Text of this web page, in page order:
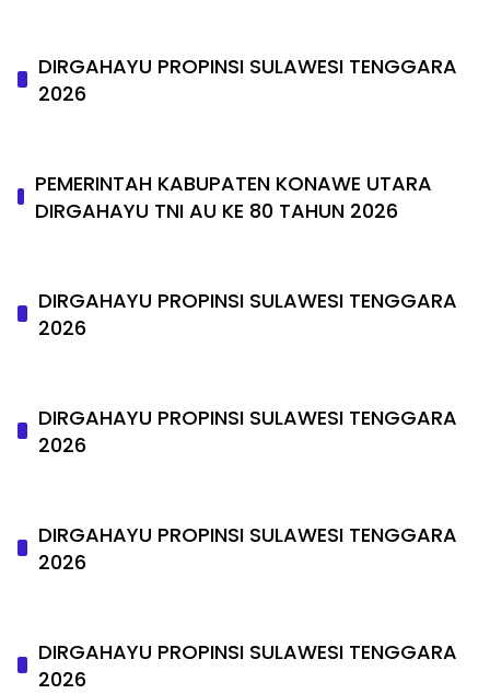
DIRGAHAYU PROPINSI SULAWESI TENGGARA
2026
PEMERINTAH KABUPATEN KONAWE UTARA
DIRGAHAYU TNI AU KE 80 TAHUN 2026
DIRGAHAYU PROPINSI SULAWESI TENGGARA
2026
DIRGAHAYU PROPINSI SULAWESI TENGGARA
2026
DIRGAHAYU PROPINSI SULAWESI TENGGARA
2026
DIRGAHAYU PROPINSI SULAWESI TENGGARA
2026